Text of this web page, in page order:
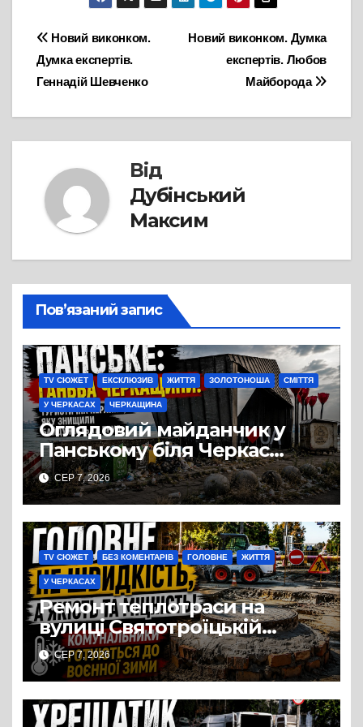
Навігація
записів
Новий виконком. Думка
експертів. Любов
Майборода
Новий виконком.
Думка експертів.
Геннадій Шевченко
Від
Дубінський
Максим
Пов’язаний запис
TV СЮЖЕТ ЕКСКЛЮЗИВ ЖИТТЯ ЗОЛОТОНОША СМІТТЯ
У ЧЕРКАСАХ ЧЕРКАЩИНА
Оглядовий майданчик у
Панському біля Черкас
перетворився на занедбане
сміттєзвалище
СЕР 7, 2026
TV СЮЖЕТ БЕЗ КОМЕНТАРІВ ГОЛОВНЕ ЖИТТЯ
У ЧЕРКАСАХ
Ремонт теплотраси на
вулиці Святотроїцькій
затягнувся порівняно із
запланованими термінами.
Вулицю досі не відкрили
для руху
СЕР 7, 2026